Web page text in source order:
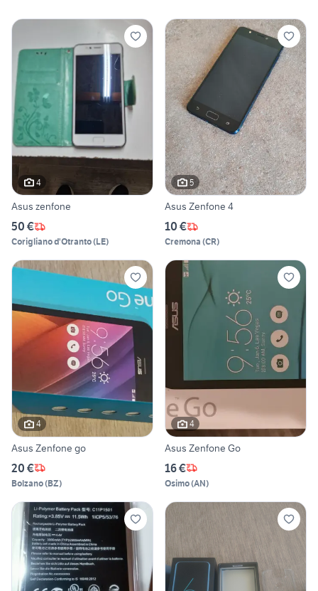
4
Asus zenfone
50 €
Corigliano d'Otranto(LE)
5
Asus Zenfone 4
10 €
Cremona (CR)
4
Asus Zenfone go
20 €
Bolzano(BZ)
4
Asus Zenfone Go
16 €
Osimo(AN)